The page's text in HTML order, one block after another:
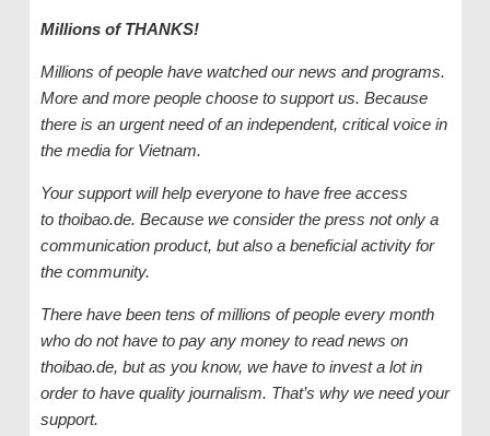
Millions of THANKS!
Millions of people have watched our news and programs.
More and more people choose to support us. Because
there is an urgent need of an independent, critical voice in
the media for Vietnam.
Your support will help everyone to have free access
to thoibao.de. Because we consider the press not only a
communication product, but also a beneficial activity for
the community.
There have been tens of millions of people every month
who do not have to pay any money to read news on
thoibao.de, but as you know, we have to invest a lot in
order to have quality journalism. That’s why we need your
support.